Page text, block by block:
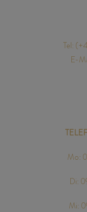
Die folgenden
Kursbeginn 50
• bei Absage
Tagungshaus
Tel:
E-
Mo:
Di:
Mi: